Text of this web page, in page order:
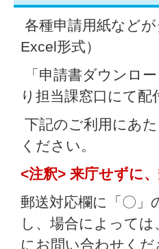
各種申請用紙など
Excel形式）
「申請書ダウンロ
り担当課窓口にて
下記のご利用にあ
ください。
<注釈> 来庁せずに
郵送対応欄に「〇」
し、場合によって
にお問い合わせくだ